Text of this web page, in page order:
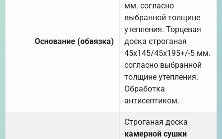
Основание (обвязка)
мм. согласно
выбранной толщине
утепления. Торцевая
доска строганая
45х145/45х195+/-5 мм.
согласно выбранной
толщине утепления.
Обработка
антисептиком.
Строганая доска
камерной сушки